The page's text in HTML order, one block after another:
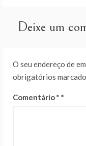
artigos
Deixe um
O seu endereço de
obrigatórios
Comentário*